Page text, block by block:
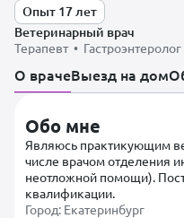
Опыт 17 лет
Ветеринарный врач
Терапевт •
О врачеВыезд на дом
Обо мне
Являюсь практикующим
числе врачом отделения
неотложной помощи).
квалификации.
Город: Екатеринбург